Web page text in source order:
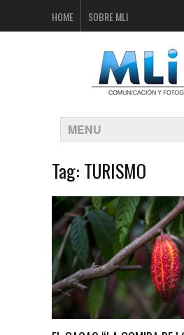
HOME SOBRE MLI
MENU
Tag: TURISMO